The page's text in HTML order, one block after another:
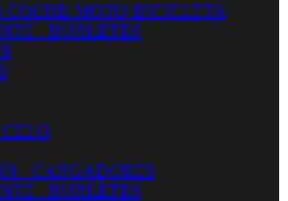
COCHE-MOTO-BICICLETA
- BURLETES
- CARGADORES
- BURLETES